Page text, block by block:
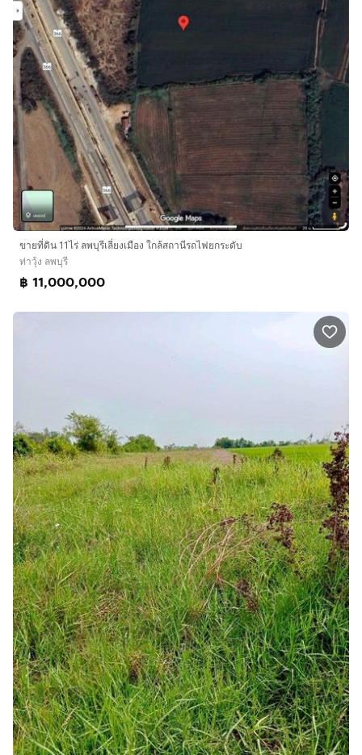
ขายที่ดิน 11ไร่ ลพบุรีเลี่ยงเมือง ใกล้สถานีรถไฟยกระดับ
ท่าวุ้ง ลพบุรี
฿ 11,000,000